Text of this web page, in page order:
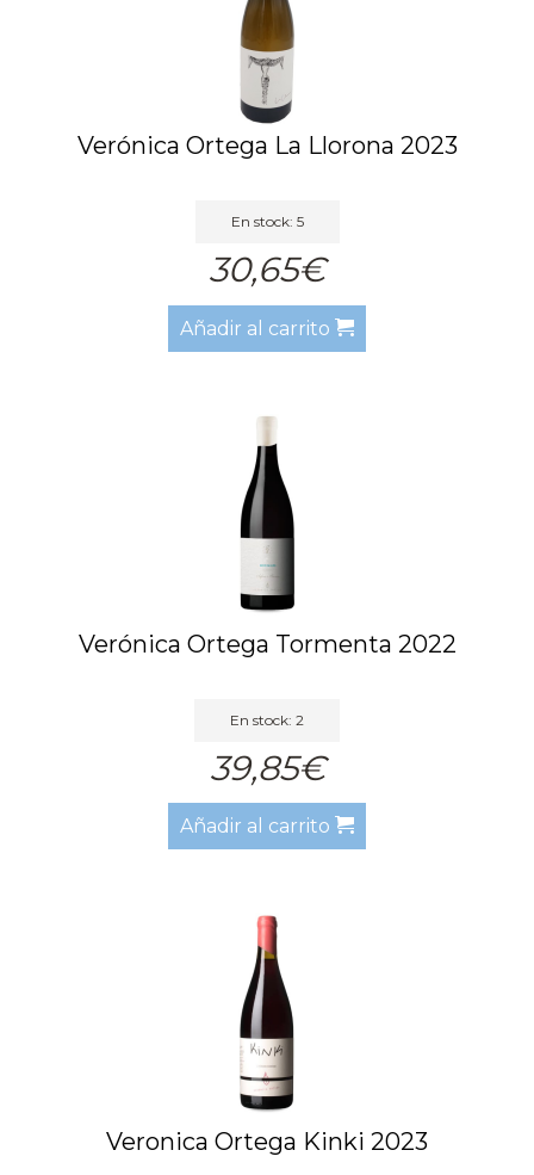
Verónica Ortega La Llorona 2023
En stock: 5
30,65€
Añadir al carrito
Verónica Ortega Tormenta 2022
En stock: 2
39,85€
Añadir al carrito
Veronica Ortega Kinki 2023